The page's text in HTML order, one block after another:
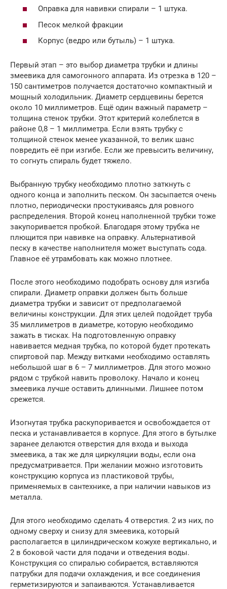
Оправка для навивки спирали – 1 штука.
Песок мелкой фракции
Корпус (ведро или бутыль) – 1 штука.
Первый этап – это выбор диаметра трубки и длины
змеевика для самогонного аппарата. Из отрезка в 120 –
150 сантиметров получается достаточно компактный и
мощный холодильник. Диаметр сердцевины берется
около 10 миллиметров. Ещё один важный параметр –
толщина стенок трубки. Этот критерий колеблется в
районе 0,8 – 1 миллиметра. Если взять трубку с
толщиной стенок менее указанной, то велик шанс
повредить её при изгибе. Если же превысить величину,
то согнуть спираль будет тяжело.
Выбранную трубку необходимо плотно заткнуть с
одного конца и заполнить песком. Он засыпается очень
плотно, периодически простукиваясь для ровного
распределения. Второй конец наполненной трубки тоже
закупоривается пробкой. Благодаря этому трубка не
плющится при навивке на оправку. Альтернативой
песку в качестве наполнителя может выступать сода.
Главное её утрамбовать как можно плотнее.
После этого необходимо подобрать основу для изгиба
спирали. Диаметр оправки должен быть больше
диаметра трубки и зависит от предполагаемой
величины конструкции. Для этих целей подойдет труба
35 миллиметров в диаметре, которую необходимо
зажать в тисках. На подготовленную оправку
навивается медная трубка, по которой будет протекать
спиртовой пар. Между витками необходимо оставлять
небольшой шаг в 6 – 7 миллиметров. Для этого можно
рядом с трубкой навить проволоку. Начало и конец
змеевика лучше оставить длинными. Лишнее потом
срежется.
Изогнутая трубка раскупоривается и освобождается от
песка и устанавливается в корпусе. Для этого в бутылке
заранее делаются отверстия для входа и выхода
змеевика, а так же для циркуляции воды, если она
предусматривается. При желании можно изготовить
конструкцию корпуса из пластиковой трубы,
применяемых в сантехнике, а при наличии навыков из
металла.
Для этого необходимо сделать 4 отверстия. 2 из них, по
одному сверху и снизу для змеевика, который
располагается в цилиндрическом кожухе вертикально, и
2 в боковой части для подачи и отведения воды.
Конструкция со спиралью собирается, вставляются
патрубки для подачи охлаждения, и все соединения
герметизируются и запаиваются. Устанавливается